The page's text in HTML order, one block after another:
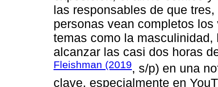
las responsables de que
personas vean completos
temas como la
alcanzar las casi dos horas
Fleishman (2019, s/p) en una
clave, especialmente en